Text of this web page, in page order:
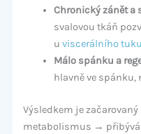
Chronický zánět a
svalovou tkáň
u viscerálního
Málo spánku a
hlavně ve spánku,
Výsledkem je
metabolismus →